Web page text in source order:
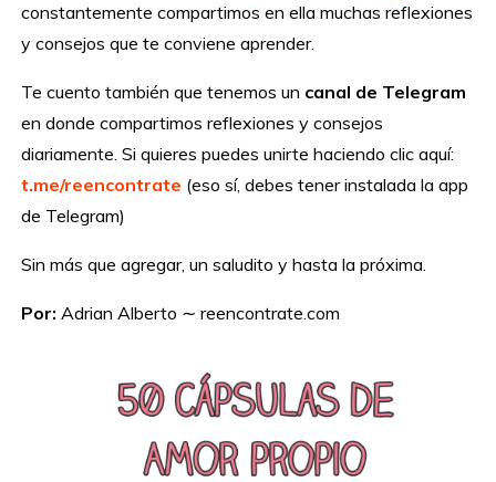
constantemente compartimos en ella muchas reflexiones
y consejos que te conviene aprender.
Te cuento también que tenemos un canal de Telegram
en donde compartimos reflexiones y consejos
diariamente. Si quieres puedes unirte haciendo clic aquí:
t.me/reencontrate (eso sí, debes tener instalada la app
de Telegram)
Sin más que agregar, un saludito y hasta la próxima.
Por: Adrian Alberto ∼ reencontrate.com